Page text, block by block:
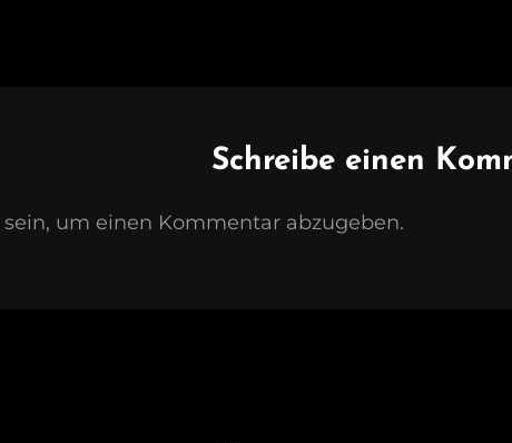
Schreibe einen
sein, um einen Kommentar abzugeben.